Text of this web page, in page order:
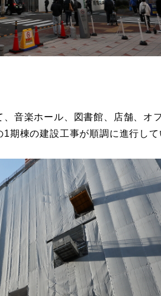
音楽ホール、図書館、店舗、オ
期棟の建設工事が順調に進行して